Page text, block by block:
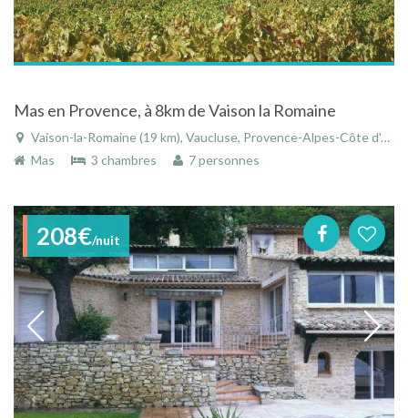
Mas en Provence, à 8km de Vaison la Romaine
Vaison-la-Romaine (19 km), Vaucluse, Provence-Alpes-Côte d'Azur, France
Mas
3 chambres 7 personnes
208€/nuit